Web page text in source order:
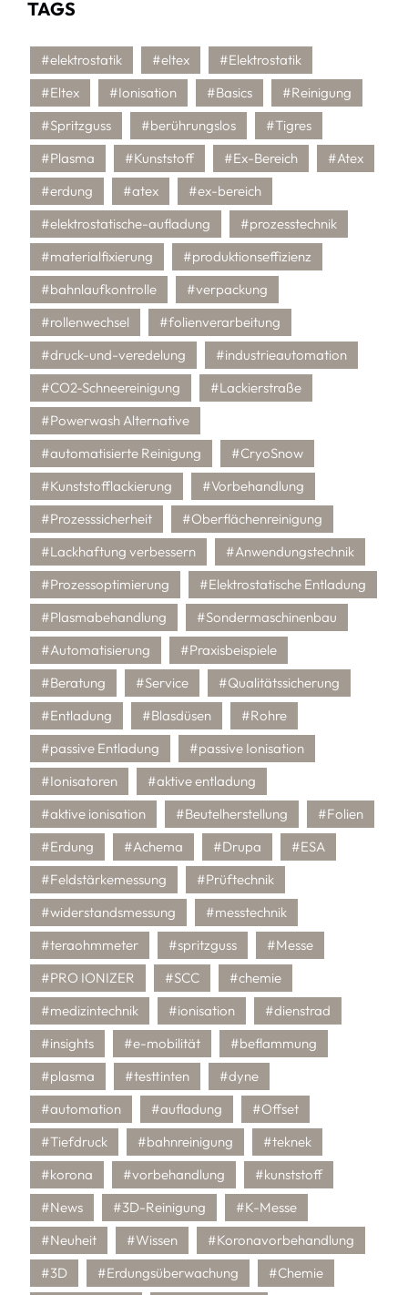
TAGS
#elektrostatik #eltex
#Elektrostatik
#Eltex
#Ionisation #Basics
#Reinigung
#Spritzguss
#berührungslos
#Tigres
#Plasma
#Kunststoff #Ex-Bereich
#Atex
#erdung
#atex
#ex-bereich
#elektrostatische-aufladung
#prozesstechnik
#materialfixierung
#produktionseffizienz
#bahnlaufkontrolle
#verpackung
#rollenwechsel
#folienverarbeitung
#druck-und-veredelung
#industrieautomation
#CO2-Schneereinigung
#Lackierstraße
#Powerwash Alternative
#automatisierte Reinigung
#CryoSnow
#Kunststofflackierung
#Vorbehandlung
#Prozesssicherheit
#Oberflächenreinigung
#Lackhaftung verbessern
#Anwendungstechnik
#Prozessoptimierung
#Elektrostatische Entladung
#Plasmabehandlung
#Sondermaschinenbau
#Automatisierung
#Praxisbeispiele
#Beratung
#Service
#Qualitätssicherung
#Entladung
#Blasdüsen
#Rohre
#passive Entladung
#passive Ionisation
#Ionisatoren
#aktive entladung
#aktive ionisation
#Beutelherstellung
#Folien
#Erdung
#Achema #Drupa
#ESA
#Feldstärkemessung
#Prüftechnik
#widerstandsmessung
#messtechnik
#teraohmmeter
#spritzguss
#Messe
#PRO IONIZER
#SCC
#chemie
#medizintechnik
#ionisation
#dienstrad
#insights
#e-mobilität
#beflammung
#plasma
#testtinten
#dyne
#automation
#aufladung
#Offset
#Tiefdruck
#bahnreinigung
#teknek
#korona
#vorbehandlung
#kunststoff
#News
#3D-Reinigung
#K-Messe
#Neuheit
#Wissen
#Koronavorbehandlung
#3D
#Erdungsüberwachung
#Chemie